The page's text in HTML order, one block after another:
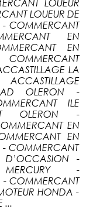
LOUEUR
LOUEUR DE
- COMMERCANT
EN
EN
LA
AD OLERON -
ILE
OLERON -
EN
EN
- COMMERCANT
D’OCCASION -
MERCURY -
- COMMERCANT
HONDA -
...